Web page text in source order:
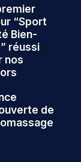
“Sport
Bien-
réussi
nos
de